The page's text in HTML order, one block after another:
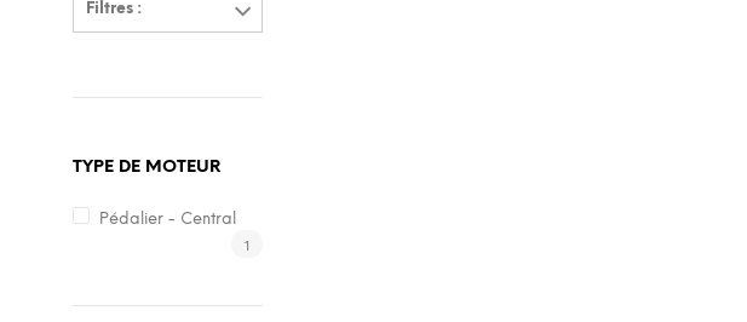
Filtres :
TYPE DE MOTEUR
Pédalier - Central
1